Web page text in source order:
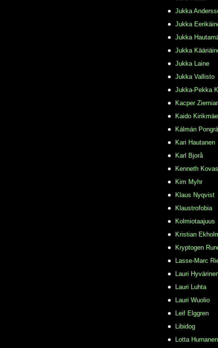
Jukka
Jukka
Jukka
Jukka
Jukka Laine
Jukka Vallisto
Jukka-Pekka
Kacper
Kaido Kirikmäe
Kálmán
Kari Hautanen
Karl Bjorå
Kenneth
Kim Myhr
Klaus Nyqvist
Klaustrofobia
Kolmiotaajuus
Kristian
Kryptogen
Lasse-Marc
Lauri
Lauri Luhta
Lauri Wuolio
Leif Elggren
Libidog
Lotta Hurnanen